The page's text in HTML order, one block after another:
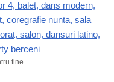
tine